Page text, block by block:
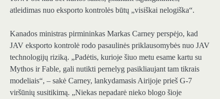
atleidimas nuo eksporto kontrolės būtų „visiškai nelogiška“.
Kanados ministras pirmininkas Markas Carney perspėjo, kad
JAV eksporto kontrolė rodo pasaulinės priklausomybės nuo JAV
technologijų riziką. „Padėtis, kurioje šiuo metu esame kartu su
Mythos ir Fable, gali nutikti pernelyg pasikliaujant tam tikrais
modeliais“, – sakė Carney, lankydamasis Airijoje prieš G-7
viršūnių susitikimą. „Niekas nepadarė nieko blogo šioje